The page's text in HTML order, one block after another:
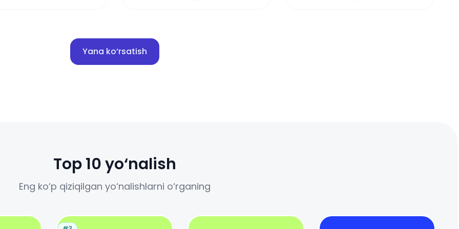
Yana ko‘rsatish
Top 10 yo‘nalish
Eng ko‘p qiziqilgan yo‘nalishlarni o‘rganing